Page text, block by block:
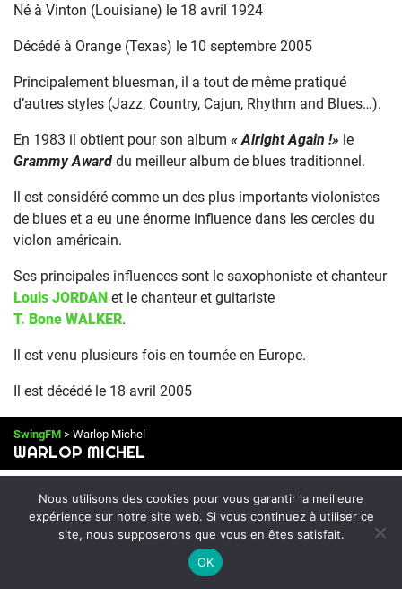
Né à Vinton (Louisiane) le 18 avril 1924
Décédé à Orange (Texas) le 10 septembre 2005
Principalement bluesman, il a tout de même pratiqué
d’autres styles (Jazz, Country, Cajun, Rhythm and Blues…).
En 1983 il obtient pour son album « Alright Again !» le
Grammy Award du meilleur album de blues traditionnel.
Il est considéré comme un des plus importants violonistes
de blues et a eu une énorme influence dans les cercles du
violon américain.
Ses principales influences sont le saxophoniste et chanteur
Louis JORDAN et le chanteur et guitariste
T. Bone WALKER.
Il est venu plusieurs fois en tournée en Europe.
Il est décédé le 18 avril 2005
SwingFM > Warlop Michel
WARLOP MICHEL
Michel WARLOP
(VIOLONISTE – ARANGEUR – CHEF D’ORCHESTRE)
On Air : OLIVIER FRANC
Nous utilisons des cookies pour vous garantir la meilleure
expérience sur notre site web. Si vous continuez à utiliser ce
site, nous supposerons que vous en êtes satisfait.
OK